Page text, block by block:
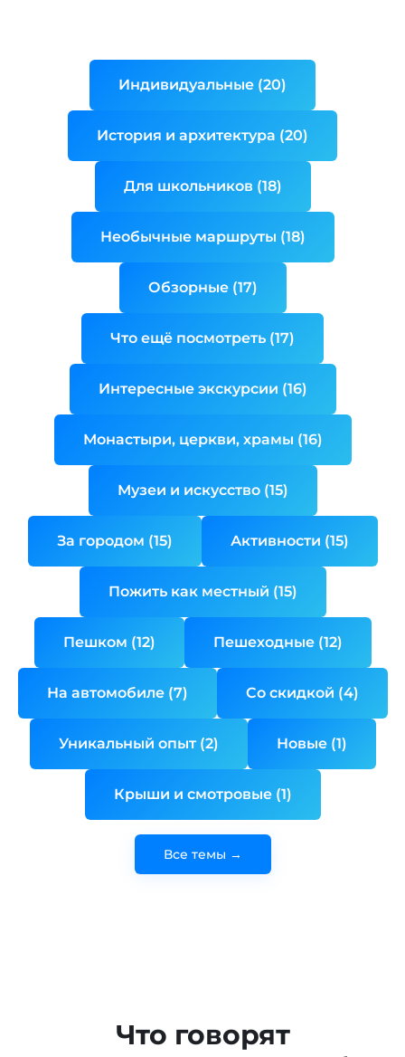
Индивидуальные (20)
История и архитектура (20)
Для школьников (18)
Необычные маршруты (18)
Обзорные (17)
Что ещё посмотреть (17)
Интересные экскурсии (16)
Монастыри, церкви, храмы (16)
Музеи и искусство (15)
За городом (15) Активности (15)
Пожить как местный (15)
Пешком (12) Пешеходные (12)
На автомобиле (7) Со скидкой (4)
Уникальный опыт (2) Новые (1)
Крыши и смотровые (1)
Все темы →
Что говорят